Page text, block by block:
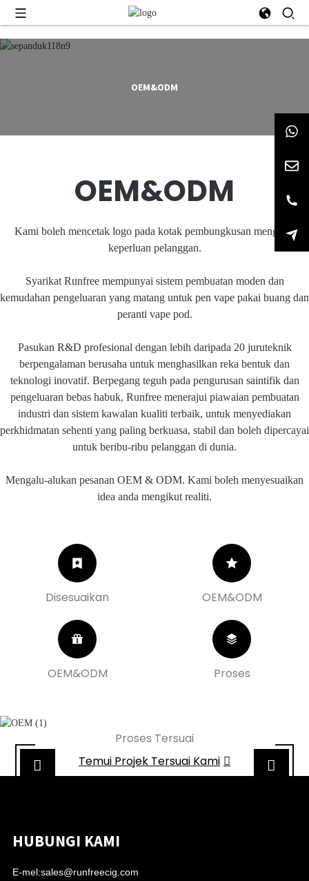
OEM&ODM
OEM&ODM
Kami boleh mencetak logo pada kotak pembungkusan mengikut
keperluan pelanggan.
Syarikat Runfree mempunyai sistem pembuatan moden dan
kemudahan pengeluaran yang matang untuk pen vape pakai buang dan
peranti vape pod.
Pasukan R&D profesional dengan lebih daripada 20 juruteknik
berpengalaman berusaha untuk menghasilkan reka bentuk dan
teknologi inovatif. Berpegang teguh pada pengurusan saintifik dan
pengeluaran bebas habuk, Runfree menerajui piawaian pembuatan
industri dan sistem kawalan kualiti terbaik, untuk menyediakan
perkhidmatan sehenti yang paling berkuasa, stabil dan boleh dipercayai
untuk beribu-ribu pelanggan di dunia.
Mengalu-alukan pesanan OEM & ODM. Kami boleh menyesuaikan
idea anda mengikut realiti.
OEM&ODM
Disesuaikan
Proses
OEM&ODM
Proses Tersuai
Temui Projek Tersuai Kami
HUBUNGI KAMI
E-mel:sales@runfreecig.com